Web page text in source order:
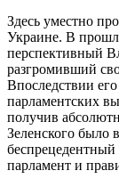
Здесь уместно
Украине. В
перспективный
разгромивший
Впоследствии
парламентских
получив
Зеленского было
парламент и